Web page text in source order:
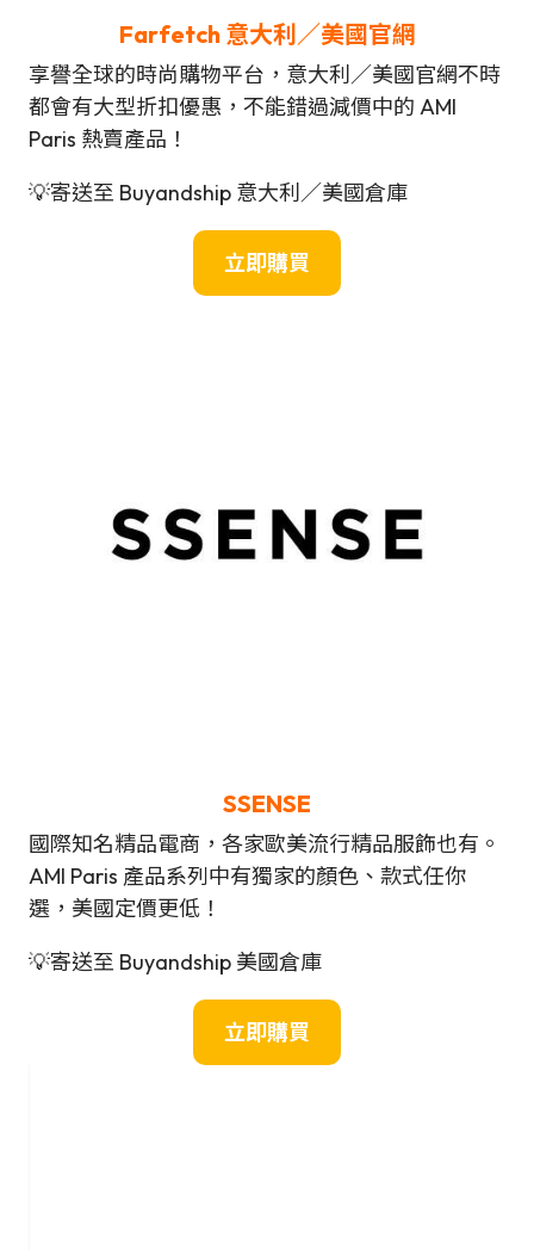
Farfetch 意大利／美國官網
享譽全球的時尚購物平台，意大利／美國官網不時
都會有大型折扣優惠，不能錯過減價中的 AMI
Paris 熱賣產品！
💡寄送至 Buyandship 意大利／美國倉庫
立即購買
SSENSE
國際知名精品電商，各家歐美流行精品服飾也有。
AMI Paris 產品系列中有獨家的顏色、款式任你
選，美國定價更低！
💡寄送至 Buyandship 美國倉庫
立即購買